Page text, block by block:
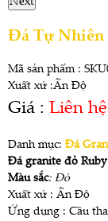
Đá Tự
Mã sản phẩm :
Xuất xứ :Ấn Độ
Giá : Liên hệ
Danh mục: Đá
Đá granite đỏ Ruby
Màu sắc: Đỏ
Xuất xứ : Ấn Độ
Ứng dụng : Cầu